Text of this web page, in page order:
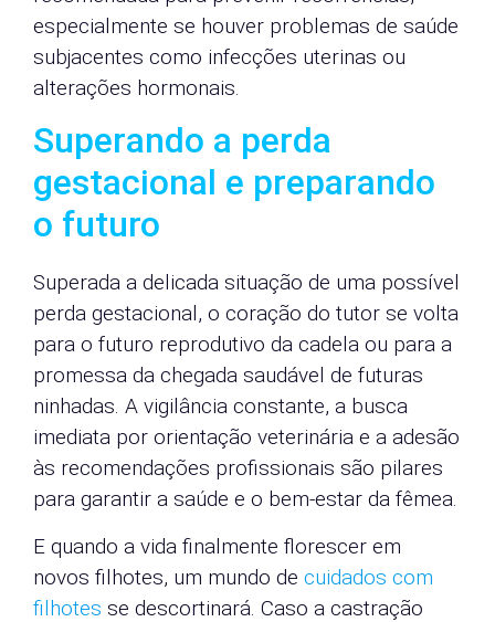
especialmente se houver problemas de saúde
subjacentes como infecções uterinas ou
alterações hormonais.
Superando a perda
gestacional e preparando
o futuro
Superada a delicada situação de uma possível
perda gestacional, o coração do tutor se volta
para o futuro reprodutivo da cadela ou para a
promessa da chegada saudável de futuras
ninhadas. A vigilância constante, a busca
imediata por orientação veterinária e a adesão
às recomendações profissionais são pilares
para garantir a saúde e o bem-estar da fêmea.
E quando a vida finalmente florescer em
novos filhotes, um mundo de cuidados com
filhotes se descortinará. Caso a castração